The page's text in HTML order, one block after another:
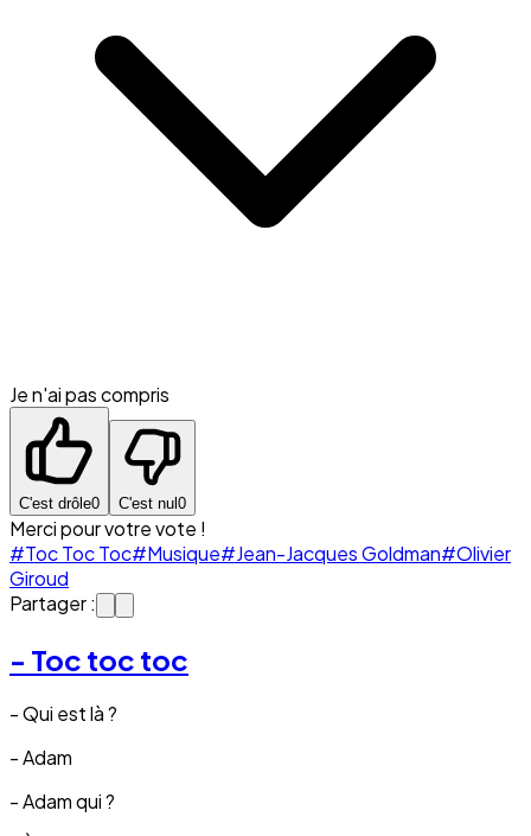
Je n'ai pas compris
C'est drôle0 C'est nul 0
Merci pour votre vote !
#Toc Toc Toc#Musique#Jean-Jacques Goldman#Olivier
Giroud
Partager :
- Toc toc toc
- Qui est là ?
- Adam
- Adam qui ?